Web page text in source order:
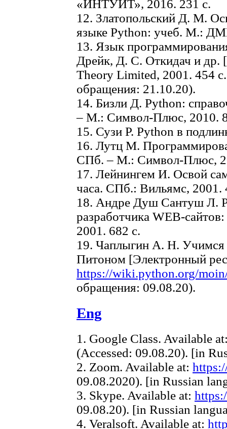
«ИНТУИТ», 2016. 231 с.
12. Златопольский Д. М.
языке Python: учеб. М.:
13. Язык
Дрейк, Д. С. Откидач и др.
Theory Limited, 2001. 454
обращения: 21.10.20).
14. Бизли Д. Python:
– М.: Символ-Плюс, 2010.
15. Сузи Р. Python в
16. Лутц М.
СПб. – М.: Символ-Плюс,
17. Лейнингем И. Освой
часа. СПб.: Вильямс, 2001.
18. Андре Душ Сантуш Л.
разработчика WEB-
2001. 682 c.
19. Чаплыгин А. Н. Учимся
Питоном [Электронный
https://wiki.python.org/
обращения: 09.08.20).
Eng
1. Google Class. Available
(Accessed: 09.08.20). [in
2. Zoom. Available at:
09.08.2020). [in Russian
3. Skype. Available at:
09.08.20). [in Russian
4. Veralsoft. Available at: